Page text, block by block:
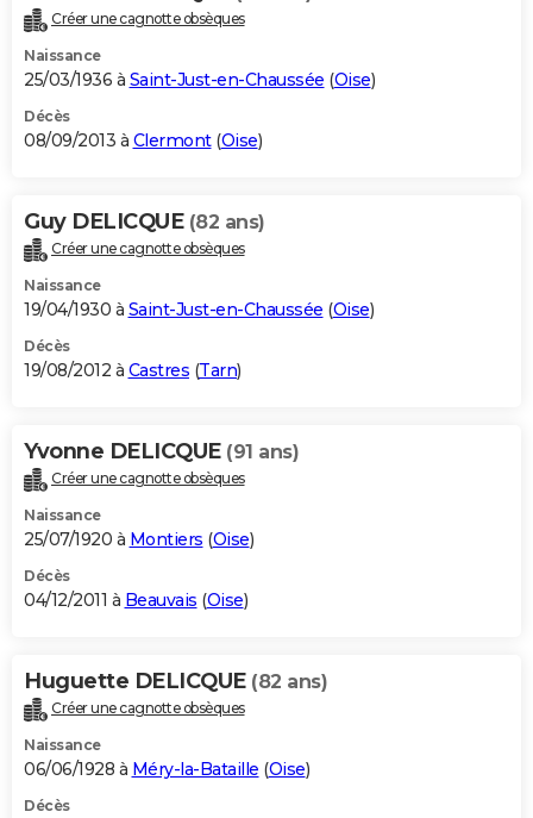
Créer une cagnotte obsèques
Naissance
25/03/1936 à Saint-Just-en-Chaussée (Oise)
Décès
08/09/2013 à Clermont(Oise)
Guy DELICQUE (82 ans)
Créer une cagnotte obsèques
Naissance
19/04/1930 à Saint-Just-en-Chaussée (Oise)
Décès
19/08/2012 à Castres (Tarn)
Yvonne DELICQUE (91 ans)
Créer une cagnotte obsèques
Naissance
25/07/1920 à Montiers (Oise)
Décès
04/12/2011 à Beauvais (Oise)
Huguette DELICQUE (82 ans)
Créer une cagnotte obsèques
Naissance
06/06/1928 à Méry-la-Bataille (Oise)
Décès